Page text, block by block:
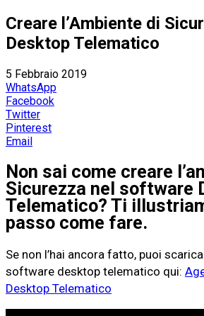
Creare l’Ambiente di
Desktop Telematico
5 Febbraio 2019
WhatsApp
Facebook
Twitter
Pinterest
Email
Non sai come creare
Sicurezza nel software
Telematico? Ti
passo come fare.
Se non l’hai ancora fatto, puoi
software desktop telematico qui:
Desktop Telematico